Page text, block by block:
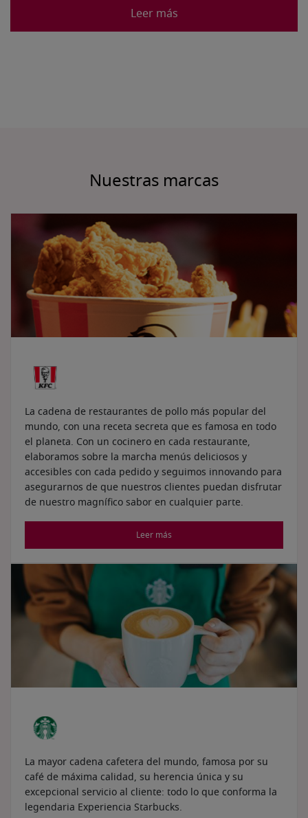
Leer más
Nuestras marcas
La cadena de restaurantes de pollo más popular del
mundo, con una receta secreta que es famosa en todo
el planeta. Con un cocinero en cada restaurante,
elaboramos sobre la marcha menús deliciosos y
accesibles con cada pedido y seguimos innovando para
asegurarnos de que nuestros clientes puedan disfrutar
de nuestro magnífico sabor en cualquier parte.
Leer más
La mayor cadena cafetera del mundo, famosa por su
café de máxima calidad, su herencia única y su
excepcional servicio al cliente: todo lo que conforma la
legendaria Experiencia Starbucks.